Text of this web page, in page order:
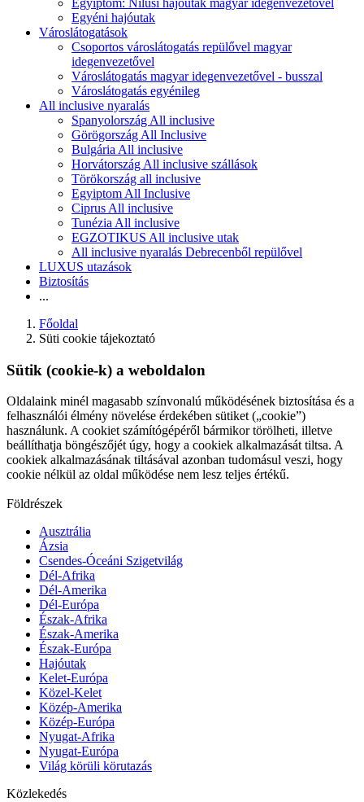
Egyiptom: Nílusi hajóutak magyar idegenvezetővel
Egyéni hajóutak
Városlátogatások
Csoportos városlátogatás repülővel magyar
idegenvezetővel
Városlátogatás magyar idegenvezetővel - busszal
Városlátogatás egyénileg
All inclusive nyaralás
Spanyolország All inclusive
Görögország All Inclusive
Bulgária All inclusive
Horvátország All inclusive szállások
Törökország all inclusive
Egyiptom All Inclusive
Ciprus All inclusive
Tunézia All inclusive
EGZOTIKUS All inclusive utak
All inclusive nyaralás Debrecenből repülővel
LUXUS utazások
Biztosítás
...
Főoldal
Süti cookie tájekoztató
Sütik (cookie-k) a weboldalon
Oldalaink minél magasabb színvonalú működésének biztosítása és a
felhasználói élmény növelése érdekében sütiket („cookie”)
használunk. A cookiet számítógépéről bármikor törölheti, illetve
beállíthatja böngészőjét úgy, hogy a cookiek alkalmazását tiltsa. A
cookiek alkalmazásának tiltásával azonban tudomásul veszi, hogy
cookie nélkül az oldal működése nem lesz teljes értékű.
Földrészek
Ausztrália
Ázsia
Csendes-Óceáni Szigetvilág
Dél-Afrika
Dél-Amerika
Dél-Európa
Észak-Afrika
Észak-Amerika
Észak-Európa
Hajóutak
Kelet-Európa
Közel-Kelet
Közép-Amerika
Közép-Európa
Nyugat-Afrika
Nyugat-Európa
Világ körüli körutazás
Közlekedés